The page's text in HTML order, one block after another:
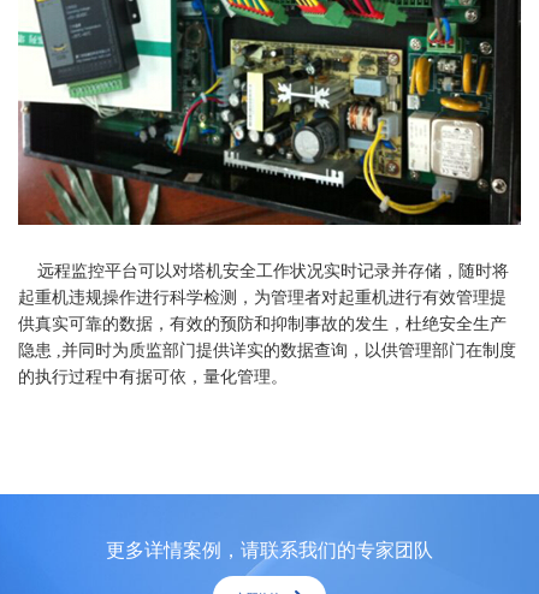
远程监控平台可以对塔机安全工作状况实时记录并存储，随时将
起重机违规操作进行科学检测，为管理者对起重机进行有效管理提
供真实可靠的数据，有效的预防和抑制事故的发生，杜绝安全生产
隐患 ,并同时为质监部门提供详实的数据查询，以供管理部门在制度
的执行过程中有据可依，量化管理。
更多详情案例，请联系我们的专家团队